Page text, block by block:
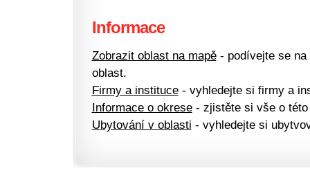
Informace
Zobrazit oblast na mapě- podívejte se na
oblast.
Firmy a instituce- vyhledejte si firmy a
Informace o okrese- zjistěte si vše o této
Ubytování v oblasti - vyhledejte si